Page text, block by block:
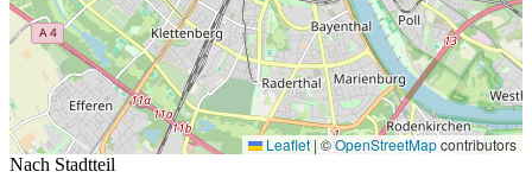
Leaflet | ©OpenStreetMapcontributors
Nach Stadtteil